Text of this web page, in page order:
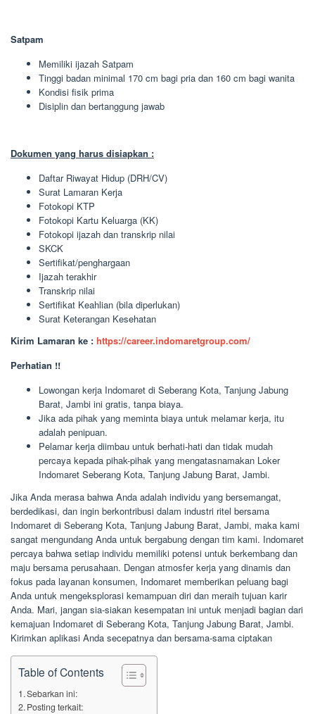
Satpam
Memiliki ijazah Satpam
Tinggi badan minimal 170 cm bagi pria dan 160 cm bagi wanita
Kondisi fisik prima
Disiplin dan bertanggung jawab
Dokumen yang harus disiapkan :
Daftar Riwayat Hidup (DRH/CV)
Surat Lamaran Kerja
Fotokopi KTP
Fotokopi Kartu Keluarga (KK)
Fotokopi ijazah dan transkrip nilai
SKCK
Sertifikat/penghargaan
Ijazah terakhir
Transkrip nilai
Sertifikat Keahlian (bila diperlukan)
Surat Keterangan Kesehatan
Kirim Lamaran ke : https://career.indomaretgroup.com/
Perhatian !!
Lowongan kerja Indomaret di Seberang Kota, Tanjung Jabung
Barat, Jambi ini gratis, tanpa biaya.
Jika ada pihak yang meminta biaya untuk melamar kerja, itu
adalah penipuan.
Pelamar kerja diimbau untuk berhati-hati dan tidak mudah
percaya kepada pihak-pihak yang mengatasnamakan Loker
Indomaret Seberang Kota, Tanjung Jabung Barat, Jambi.
Jika Anda merasa bahwa Anda adalah individu yang bersemangat,
berdedikasi, dan ingin berkontribusi dalam industri ritel bersama
Indomaret di Seberang Kota, Tanjung Jabung Barat, Jambi, maka kami
sangat mengundang Anda untuk bergabung dengan tim kami. Indomaret
percaya bahwa setiap individu memiliki potensi untuk berkembang dan
maju bersama perusahaan. Dengan atmosfer kerja yang dinamis dan
fokus pada layanan konsumen, Indomaret memberikan peluang bagi
Anda untuk mengeksplorasi kemampuan diri dan meraih tujuan karir
Anda. Mari, jangan sia-siakan kesempatan ini untuk menjadi bagian dari
kemajuan Indomaret di Seberang Kota, Tanjung Jabung Barat, Jambi.
Kirimkan aplikasi Anda secepatnya dan bersama-sama ciptakan
Table of Contents
Sebarkan ini:
Posting terkait: